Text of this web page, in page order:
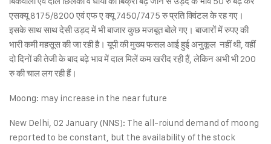
एसक्यू 8175/8200 एवं एफ ए क्यू 7450/7475 रु प्रति क्विंटल के रह गए।
इसके साथ साथ देसी उड़द में भी बाजार कुछ मजबूत बोले गए। बाजारों में रुपए की
भारी कमी महसूस की जा रही है। यूपी की मुख्य फसल आई हुई अनुकूल नहीं थी, वहीं
दो दिनों की तेजी के बाद बढ़े भाव में दाल मिलें कम खरीद रही हैं, लेकिन अभी भी 200
रु की चाल लग रही हैं।
Moong: may increase in the near future
New Delhi, 02 January (NNS): The all-roiund demand of moong
reported to be constant, but the availability of the stock